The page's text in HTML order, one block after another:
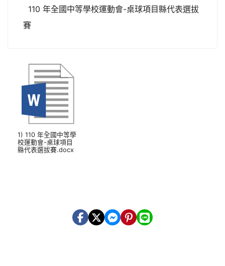
110 年全國中等學校運動會-桌球項目縣代表選拔
賽
1) 110 年全國中等學
校運動會-桌球項目
縣代表選拔賽.docx